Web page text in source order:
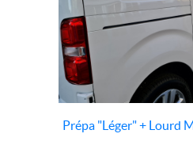
Prépa "Léger" + Lourd